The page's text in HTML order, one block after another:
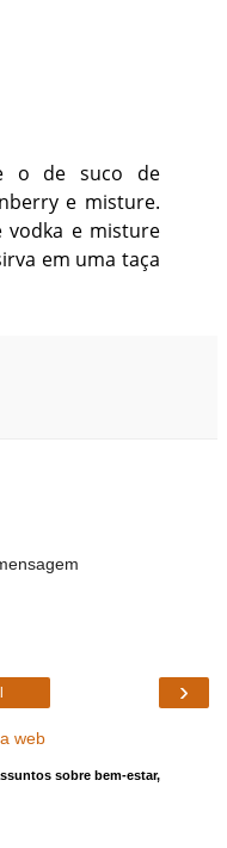
o de suco de
e misture.
vodka e misture
em uma taça
›
web
sobre bem-estar,